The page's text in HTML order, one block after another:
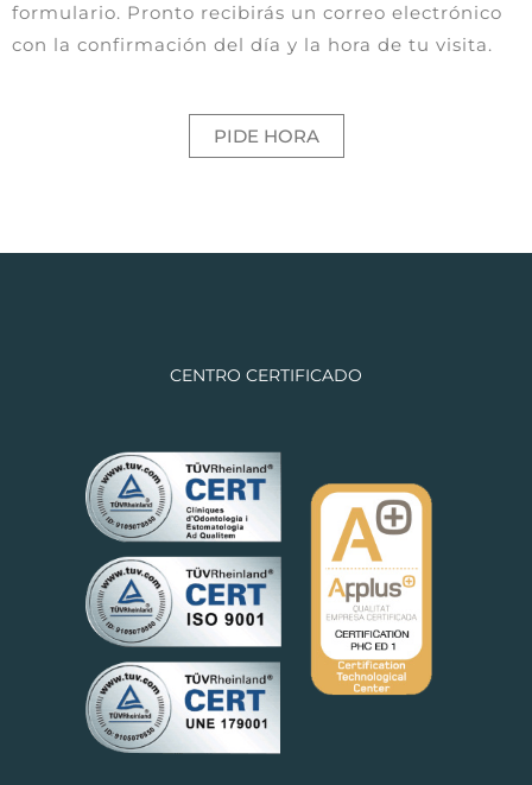
formulario. Pronto recibirás un correo electrónico
con la confirmación del día y la hora de tu visita.
PIDE HORA
CENTRO CERTIFICADO